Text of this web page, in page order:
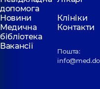
допомога
Новини
Клініки
Медична
бібліотека
Контакти
Вакансії
Пошта: